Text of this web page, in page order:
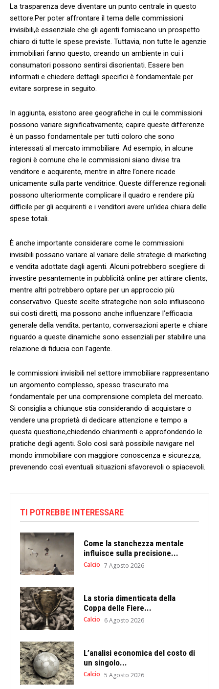
La trasparenza‌ deve diventare un punto centrale in questo
settore.Per poter affrontare il tema delle​ commissioni
invisibili,è essenziale che⁣ gli agenti forniscano ‌un​ prospetto
chiaro di tutte le spese previste. Tuttavia, non tutte le agenzie
immobiliari fanno questo, creando un ambiente in cui i
consumatori possono sentirsi disorientati. Essere ben
informati e chiedere dettagli ⁤specifici è fondamentale ⁤per
evitare ​sorprese ‌in seguito.
In aggiunta, esistono​ aree geografiche in cui ⁢le commissioni
possono variare significativamente; capire queste differenze⁣
è un ​passo fondamentale per tutti coloro che sono
interessati al mercato immobiliare. Ad esempio, in alcune
regioni ‍è comune che le commissioni siano⁤ divise tra
venditore‍ e acquirente, mentre in altre l’onere ricade
unicamente⁣ sulla parte venditrice. Queste ⁤differenze regionali
possono ‌ulteriormente complicare il quadro‍ e⁤ rendere più
difficile⁣ per gli acquirenti e i ⁤venditori avere un’idea chiara delle
spese⁣ totali.
È anche importante considerare come le commissioni
invisibili​ possano variare al ⁤variare⁢ delle strategie di marketing
e vendita adottate dagli agenti. Alcuni potrebbero ‌scegliere di⁤
investire pesantemente in pubblicità online per attirare clients,
‍mentre altri potrebbero optare per un approccio più
conservativo. Queste scelte strategiche non solo influiscono
sui ​costi⁤ diretti, ma possono anche influenzare⁢ l’efficacia
generale della vendita. pertanto, conversazioni aperte e chiare
riguardo a queste ⁣dinamiche‍ sono essenziali per stabilire una⁣
relazione di fiducia ​con l’agente.
le ⁣commissioni invisibili nel settore immobiliare rappresentano
un argomento complesso, spesso trascurato ⁤ma
fondamentale per una comprensione completa del mercato.
Si consiglia‌ a chiunque​ stia considerando di⁢ acquistare o
vendere una proprietà di dedicare attenzione e tempo a
questa questione,chiedendo chiarimenti e approfondendo le⁣
pratiche degli agenti. Solo così ‌sarà possibile navigare‌ nel
mondo immobiliare con maggiore conoscenza e sicurezza,
prevenendo così eventuali situazioni sfavorevoli o spiacevoli.
TI POTREBBE INTERESSARE
Come la stanchezza mentale
influisce sulla precisione...
Calcio 7 Agosto 2026
La storia dimenticata della
Coppa delle Fiere...
Calcio 6 Agosto 2026
L’analisi economica del costo di
un singolo...
Calcio 5 Agosto 2026